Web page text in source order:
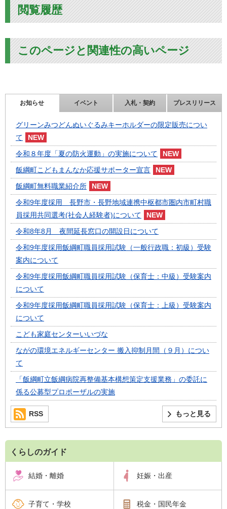
閲覧履歴
このページと関連性の高いページ
お知らせ イベント 入札・契約 プレスリリース
グリーンみつどんぬいぐるみキーホルダーの限定販売につい
て
令和８年度「夏の防火運動」の実施について
飯綱町こどもまんなか応援サポーター宣言
飯綱町無料職業紹介所
令和9年度採用 長野市・長野地域連携中枢都市圏内市町村職
員採用共同選考(社会人経験者)について
令和8年8月 夜間延長窓口の開設日について
令和9年度採用飯綱町職員採用試験（一般行政職：初級）受験
案内について
令和9年度採用飯綱町職員採用試験（保育士：中級）受験案内
について
令和9年度採用飯綱町職員採用試験（保育士：上級）受験案内
について
こども家庭センターいいづな
ながの環境エネルギーセンター 搬入抑制月間（９月）につい
て
「飯綱町立飯綱病院再整備基本構想策定支援業務」の委託に
係る公募型プロポーザルの実施
もっと見る
RSS
くらしのガイド
結婚・離婚 妊娠・出産
子育て・学校 税金・国民年金